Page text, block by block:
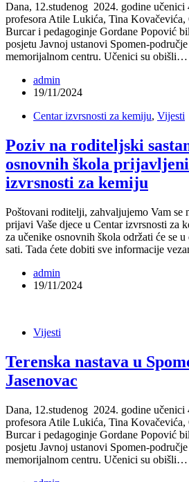
Dana, 12.studenog 2024. godine učenici
profesora Atile Lukića, Tina
Burcar i pedagoginje Gordane Popović
posjetu Javnoj ustanovi Spomen-
memorijalnom centru. Učenici su obišli…
admin
19/11/2024
Centar izvrsnosti za kemiju, Vijesti
Poziv na roditeljski
osnovnih škola
izvrsnosti za kemiju
Poštovani roditelji, zahvaljujemo Vam se
prijavi Vaše djece u Centar izvrsnosti za
za učenike osnovnih škola održati će se
sati. Tada ćete dobiti sve informacije
admin
19/11/2024
Vijesti
Terenska nastava u
Jasenovac
Dana, 12.studenog 2024. godine učenici
profesora Atile Lukića, Tina
Burcar i pedagoginje Gordane Popović
posjetu Javnoj ustanovi Spomen-
memorijalnom centru. Učenici su obišli…